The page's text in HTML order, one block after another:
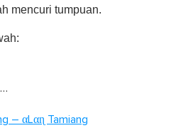
mencuri tumpuan.
– αLαɳ Tamiang